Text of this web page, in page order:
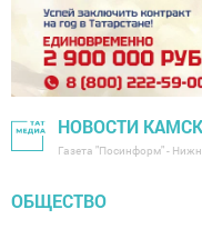
НОВОСТИ
Газета "Посинформ" -
ОБЩЕСТВО